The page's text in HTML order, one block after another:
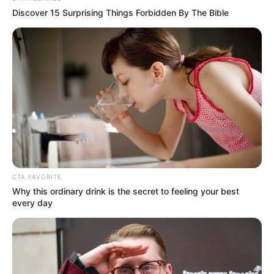
Tinggi, Berat & Penampilan Fisik
Tinggi: – cm
Berat: – kg
Golongan Darah: –
Warna Rambut: Hitam
Warna Mata: Hitam
Warna Kulit: Putih
Ukuran Tubuh: –
Ukuran Sepatu: –
Ukuran Baju: –
Pendidikan
SF Acting School, Bogor
Discover 15 Surprising Things Forbidden By The Bible
CTA FAVORITE
Why this ordinary drink is the secret to feeling your best
every day